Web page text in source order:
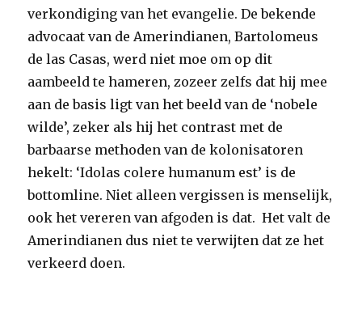
verkondiging van het evangelie. De bekende
advocaat van de Amerindianen, Bartolomeus
de las Casas, werd niet moe om op dit
aambeeld te hameren, zozeer zelfs dat hij mee
aan de basis ligt van het beeld van de ‘nobele
wilde’, zeker als hij het contrast met de
barbaarse methoden van de kolonisatoren
hekelt: ‘Idolas colere humanum est’ is de
bottomline. Niet alleen vergissen is menselijk,
ook het vereren van afgoden is dat. Het valt de
Amerindianen dus niet te verwijten dat ze het
verkeerd doen.